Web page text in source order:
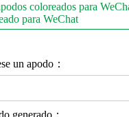
coloreados para
para WeChat
un apodo：
generado：